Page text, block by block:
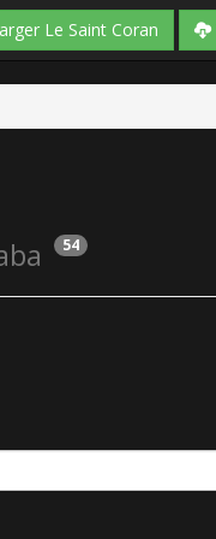
Le Saint Coran
54